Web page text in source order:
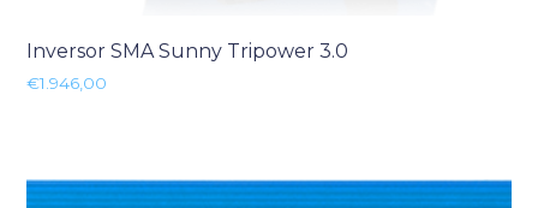
Inversor SMA Sunny Tripower 3.0
€1.946,00